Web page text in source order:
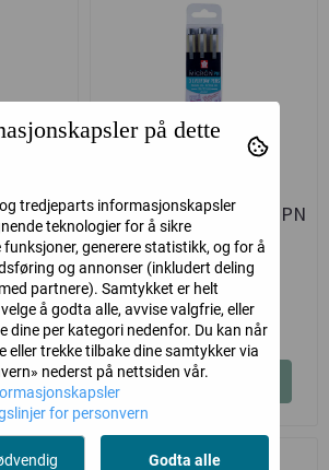
PN
Sakura Pigma Micron PN
sett 3 - Craft
Sakura
99,-
Kjøp
på dette
tredjeparts informasjonskapsler
teknologier for å sikre
generere statistikk, og for å
og annonser (inkludert deling
partnere). Samtykket er helt
å godta alle, avvise valgfrie, eller
dine per kategori nedenfor. Du kan når
eller trekke tilbake dine samtykker via
nederst på nettsiden vår.
for personvern
Godta alle